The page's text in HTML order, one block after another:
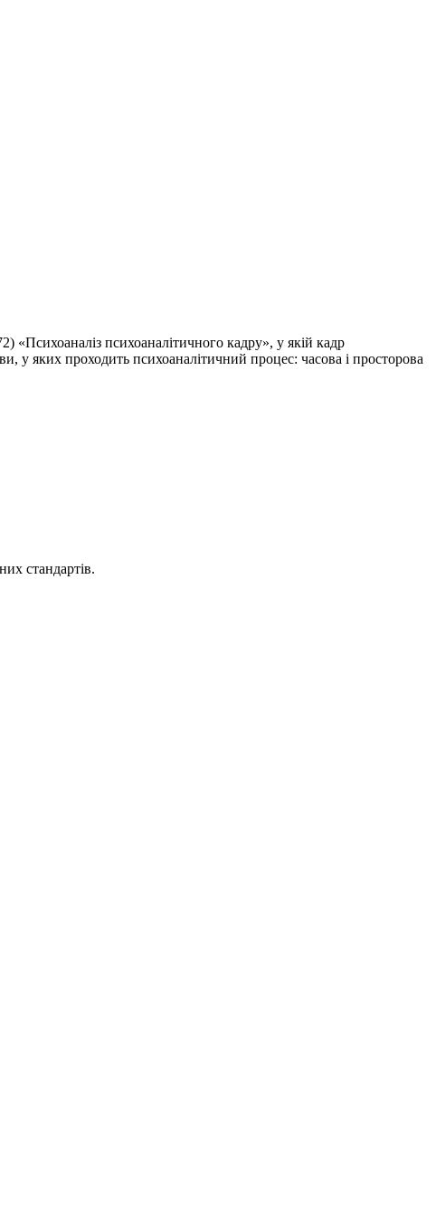
«Психоаналіз психоаналітичного кадру», у якій кадр
у яких проходить психоаналітичний процес: часова і просторова
стандартів.